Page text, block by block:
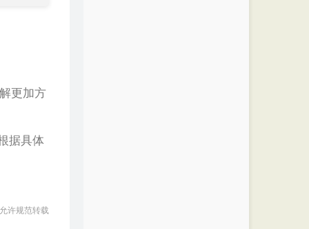
更加方
据具体
许规范转载